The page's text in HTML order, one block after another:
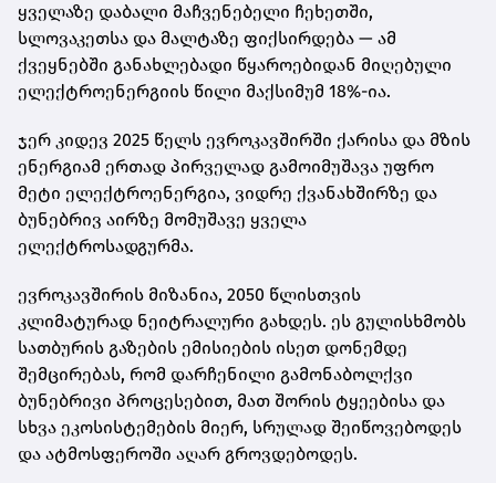
ყველაზე დაბალი მაჩვენებელი ჩეხეთში,
სლოვაკეთსა და მალტაზე ფიქსირდება — ამ
ქვეყნებში განახლებადი წყაროებიდან მიღებული
ელექტროენერგიის წილი მაქსიმუმ 18%-ია.
ჯერ კიდევ 2025 წელს ევროკავშირში ქარისა და მზის
ენერგიამ ერთად პირველად გამოიმუშავა უფრო
მეტი ელექტროენერგია, ვიდრე ქვანახშირზე და
ბუნებრივ აირზე მომუშავე ყველა
ელექტროსადგურმა.
ევროკავშირის მიზანია, 2050 წლისთვის
კლიმატურად ნეიტრალური გახდეს. ეს გულისხმობს
სათბურის გაზების ემისიების ისეთ დონემდე
შემცირებას, რომ დარჩენილი გამონაბოლქვი
ბუნებრივი პროცესებით, მათ შორის ტყეებისა და
სხვა ეკოსისტემების მიერ, სრულად შეიწოვებოდეს
და ატმოსფეროში აღარ გროვდებოდეს.